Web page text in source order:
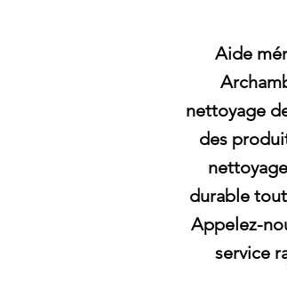
Aide
nettoyage
des
durable
Appelez-
service